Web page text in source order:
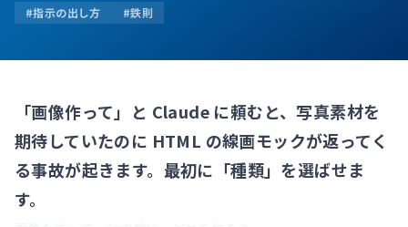
#指示の出し方 #鉄則
「画像作って」と Claude に頼むと、写真素材を
期待していたのに HTML の線画モックが返ってく
る事故が起きます。最初に「種類」を選ばせま
す。